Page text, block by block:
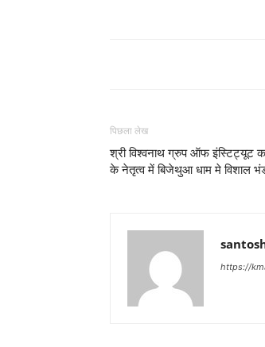
पिछला लेख
श्री विश्वनाथ ग्रुप ऑफ इंस्टिट्यूट
के नेतृत्व में बिजेथुआ धाम मे विशाल
https://